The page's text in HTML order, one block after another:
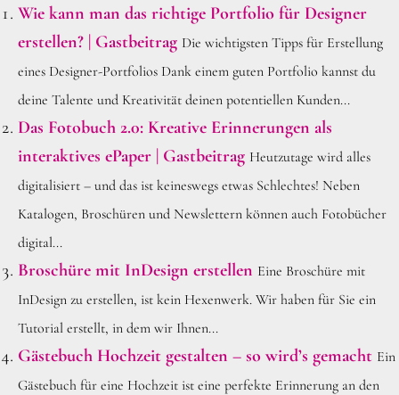
Wie kann man das richtige Portfolio für Designer
erstellen? | Gastbeitrag Die wichtigsten Tipps für Erstellung
eines Designer-Portfolios Dank einem guten Portfolio kannst du
deine Talente und Kreativität deinen potentiellen Kunden...
Das Fotobuch 2.0: Kreative Erinnerungen als
interaktives ePaper | Gastbeitrag Heutzutage wird alles
digitalisiert – und das ist keineswegs etwas Schlechtes! Neben
Katalogen, Broschüren und Newslettern können auch Fotobücher
digital...
Broschüre mit InDesign erstellen Eine Broschüre mit
InDesign zu erstellen, ist kein Hexenwerk. Wir haben für Sie ein
Tutorial erstellt, in dem wir Ihnen...
Gästebuch Hochzeit gestalten – so wird’s gemacht Ein
Gästebuch für eine Hochzeit ist eine perfekte Erinnerung an den